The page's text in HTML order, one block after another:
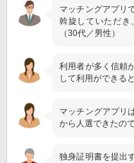
マッチングアプリ
斡旋していただき
（30代／男性）
利用者が多く信頼
して利用ができる
マッチングアプリ
から人選できたの
独身証明書を提出